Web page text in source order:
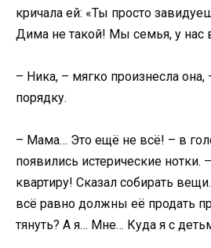
кричала ей: «Ты просто
Дима не такой! Мы семья, у нас
– Ника, – мягко произнесла
порядку.
– Мама… Это ещё не всё! – в
появились истерические нотки.
квартиру! Сказал собирать
всё равно должны её продать
тянуть? А я… Мне… Куда я с